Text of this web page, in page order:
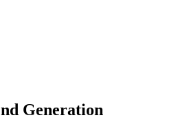
Generation